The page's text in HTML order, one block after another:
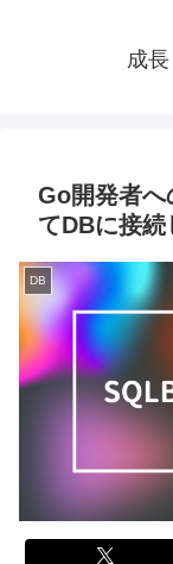
成
Go開発者
てDBに接続
DB